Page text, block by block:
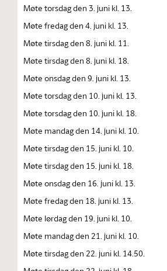
Møte torsdag den 3. juni kl. 13.
Møte fredag den 4. juni kl. 13.
Møte tirsdag den 8. juni kl. 11.
Møte tirsdag den 8. juni kl. 18.
Møte onsdag den 9. juni kl. 13.
Møte torsdag den 10. juni kl. 13.
Møte torsdag den 10. juni kl. 18.
Møte mandag den 14. juni kl. 10.
Møte tirsdag den 15. juni kl. 10.
Møte tirsdag den 15. juni kl. 18.
Møte onsdag den 16. juni kl. 13.
Møte fredag den 18. juni kl. 13.
Møte lørdag den 19. juni kl. 10.
Møte mandag den 21. juni kl. 10.
Møte tirsdag den 22. juni kl. 14.50.